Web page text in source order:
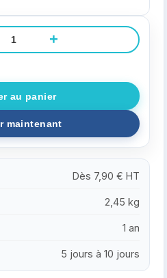
+
Dès 7,90 € HT
2,45 kg
1 an
5 jours à 10 jours